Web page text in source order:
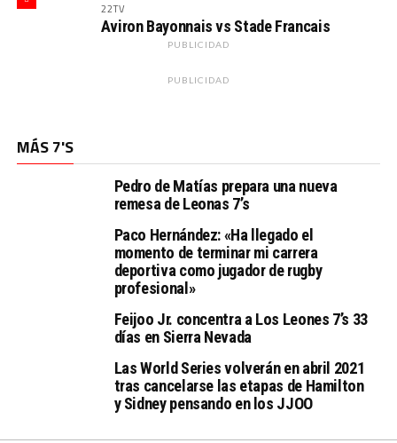
22TV
Aviron Bayonnais vs Stade Francais
PUBLICIDAD
PUBLICIDAD
MÁS 7'S
Pedro de Matías prepara una nueva
remesa de Leonas 7’s
Paco Hernández: «Ha llegado el
momento de terminar mi carrera
deportiva como jugador de rugby
profesional»
Feijoo Jr. concentra a Los Leones 7’s 33
días en Sierra Nevada
Las World Series volverán en abril 2021
tras cancelarse las etapas de Hamilton
y Sidney pensando en los JJOO